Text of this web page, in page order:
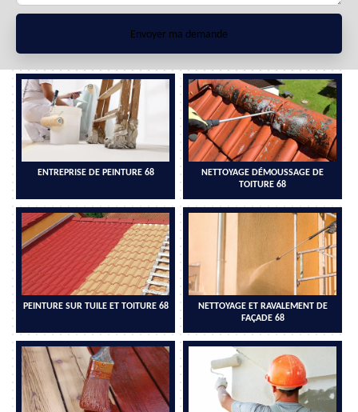
ENTREPRISE DE PEINTURE 68
NETTOYAGE DÉMOUSSAGE DE
TOITURE 68
PEINTURE SUR TUILE ET TOITURE 68
NETTOYAGE ET RAVALEMENT DE
FAÇADE 68